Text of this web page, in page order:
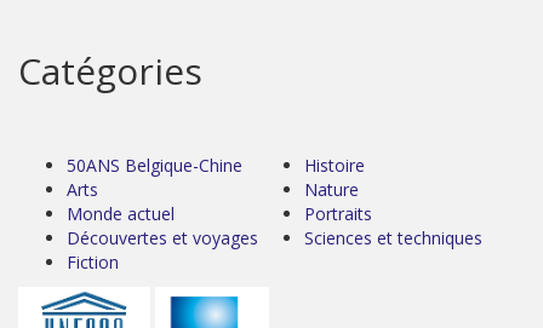
Catégories
50ANS Belgique-Chine
Arts
Monde actuel
Découvertes et voyages
Fiction
Histoire
Nature
Portraits
Sciences et techniques